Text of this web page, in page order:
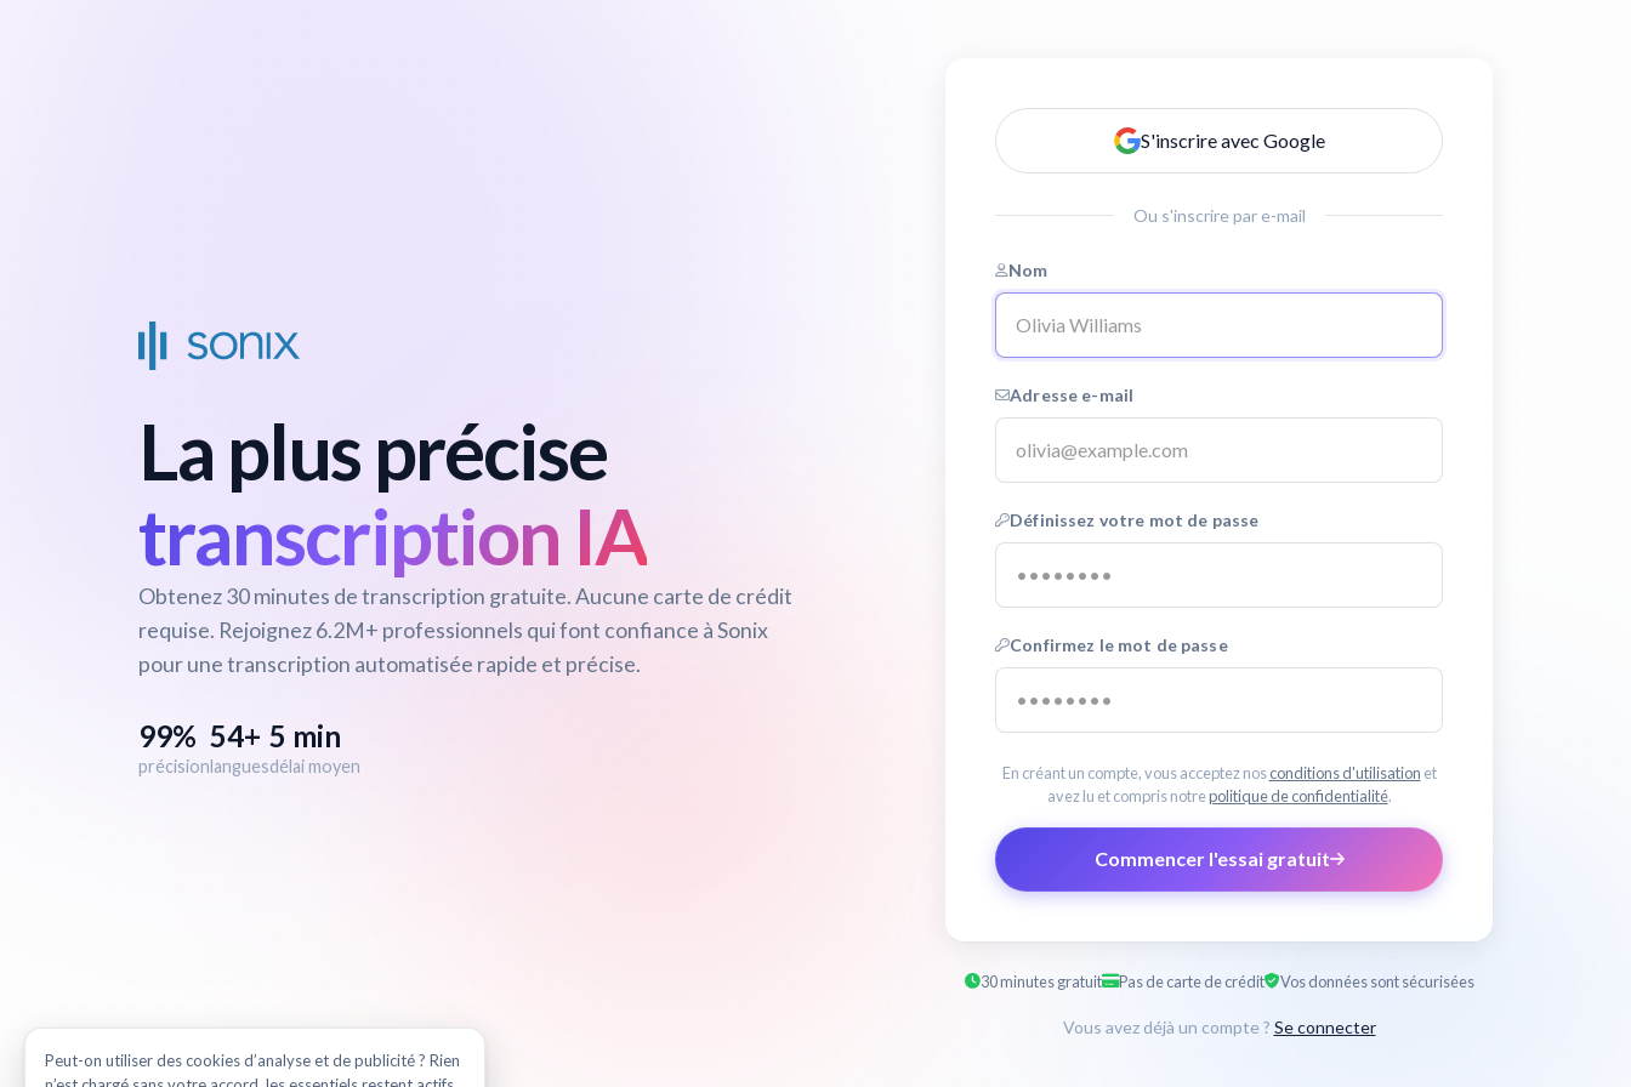
La plus précise
transcription IA
Obtenez 30 minutes de transcription gratuite. Aucune carte de crédit
requise. Rejoignez 6.2M+ professionnels qui font confiance à Sonix
pour une transcription automatisée rapide et précise.
99%
précision
54+
langues
5 min
délai moyen
S'inscrire avec Google
Ou s'inscrire par e-mail
Nom
Adresse e-mail
Définissez votre mot de passe
Confirmez le mot de passe
En créant un compte, vous acceptez nosconditions d'utilisation et
avez lu et compris notrepolitique de confidentialité.
Commencer l'essai gratuit
30 minutes gratuit Pas de carte de crédit Vos données sont sécurisées
Vous avez déjà un compte ? Se connecter
Peut-on utiliser des cookies d’analyse et de publicité ? Rien